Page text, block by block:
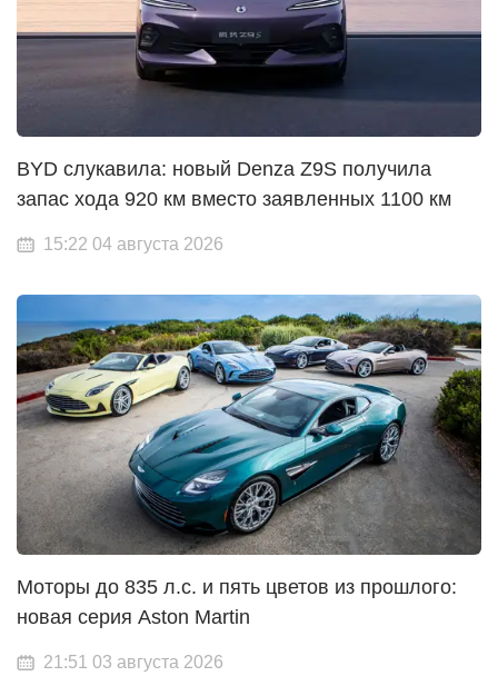
BYD слукавила: новый Denza Z9S получила
запас хода 920 км вместо заявленных 1100 км
15:22 04 августа 2026
Моторы до 835 л.с. и пять цветов из прошлого:
новая серия Aston Martin
21:51 03 августа 2026